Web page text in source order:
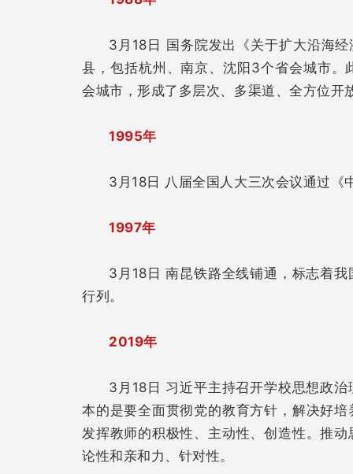
3月18日 国务院发出《关于扩大沿海
县，包括杭州、南京、沈阳3个省会城市
会城市，形成了多层次、多渠道、全方位开
1995年
3月18日 八届全国人大三次会议通过《
1997年
3月18日 南昆铁路全线铺通，标志着
行列。
2019年
3月18日 习近平主持召开学校思想政
本的是要全面贯彻党的教育方针，解决好
发挥教师的积极性、主动性、创造性。推
论性和亲和力、针对性。